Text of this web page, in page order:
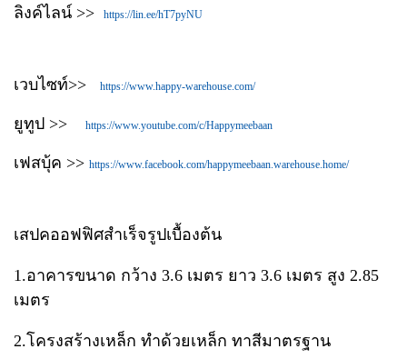
ลิงค์ไลน์ >> https://lin.ee/hT7pyNU
เวบไซท์>> https://www.happy-warehouse.com/
ยูทูป >> https://www.youtube.com/c/Happymeebaan
เฟสบุ้ค >> https://www.facebook.com/happymeebaan.warehouse.home/
เสปคออฟฟิศสำเร็จรูปเบื้องต้น
1.อาคารขนาด กว้าง 3.6 เมตร ยาว 3.6 เมตร สูง 2.85
เมตร
2.โครงสร้างเหล็ก ทำด้วยเหล็ก ทาสีมาตรฐาน